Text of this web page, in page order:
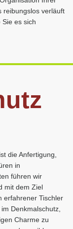
reibungslos verläuft
es sich
die Anfertigung,
in
führen wir
mit dem Ziel
erfahrener Tischler
Denkmalschutz,
Charme zu